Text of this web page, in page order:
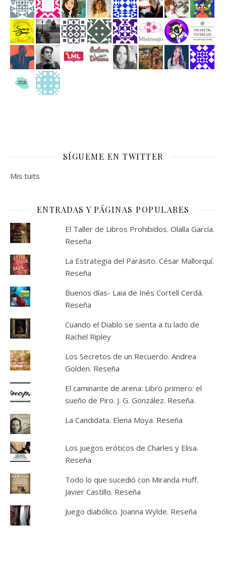
SÍGUEME EN TWITTER
Mis tuits
ENTRADAS Y PÁGINAS POPULARES
El Taller de Libros Prohibidos. Olalla García.
Reseña
La Estrategia del Parásito. César Mallorquí.
Reseña
Buenos días- Laia de Inés Cortell Cerdá.
Reseña
Cuando el Diablo se sienta a tu lado de
Rachel Ripley
Los Secretos de un Recuerdo. Andrea
Golden. Reseña
El caminante de arena: Libro primero: el
sueño de Piro. J. G. González. Reseña.
La Candidata. Elena Moya. Reseña
Los juegos eróticos de Charles y Elisa.
Reseña
Todo lo que sucedió con Miranda Huff.
Javier Castillo. Reseña
Juego diabólico. Joanna Wylde. Reseña